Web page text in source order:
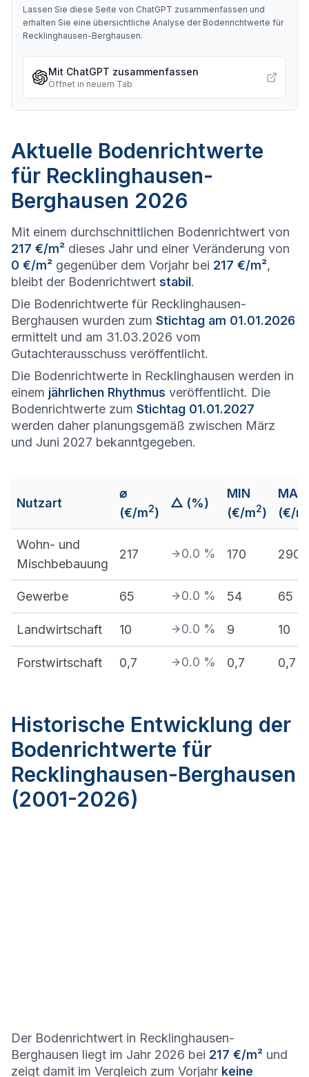
Lassen Sie diese Seite von ChatGPT zusammenfassen und
erhalten Sie eine übersichtliche Analyse der Bodenrichtwerte für
Recklinghausen-Berghausen.
Mit ChatGPT zusammenfassen
Öffnet in neuem Tab
Aktuelle Bodenrichtwerte
für Recklinghausen-
Berghausen 2026
Mit einem durchschnittlichen Bodenrichtwert von
217 €/m² dieses Jahr und einer Veränderung von
0 €/m² gegenüber dem Vorjahr bei 217 €/m²,
bleibt der Bodenrichtwert stabil.
Die Bodenrichtwerte für Recklinghausen-
Berghausen wurden zum Stichtag am 01.01.2026
ermittelt und am 31.03.2026 vom
Gutachterausschuss veröffentlicht.
Die Bodenrichtwerte in Recklinghausen werden in
einem jährlichen Rhythmus veröffentlicht. Die
Bodenrichtwerte zum Stichtag 01.01.2027
werden daher planungsgemäß zwischen März
und Juni 2027 bekanntgegeben.
Nutzart
⌀
(€/m2)
△ (%)
MIN
(€/m2)
MAX
(€/m
Wohn- und
Mischbebauung
217 0.0 % 170 290
Gewerbe 65 0.0 % 54 65
Landwirtschaft 10 0.0 % 9 10
Forstwirtschaft 0,7 0.0 % 0,7 0,7
Historische Entwicklung der
Bodenrichtwerte für
Recklinghausen-Berghausen
(2001-2026)
Der Bodenrichtwert in Recklinghausen-
Berghausen liegt im Jahr 2026 bei 217 €/m² und
zeigt damit im Vergleich zum Vorjahr keine